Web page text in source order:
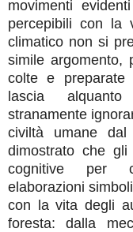
movimenti
percepibili con la
climatico non si
simile argomento,
colte e preparate
lascia
stranamente
civiltà umane
dimostrato che
cognitive per
elaborazioni
con la vita degli
foresta: dalla